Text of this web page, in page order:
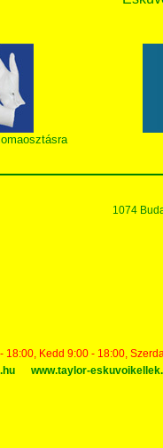
1074
18:00, Kedd 9:00 - 18:00,
www.taylor-